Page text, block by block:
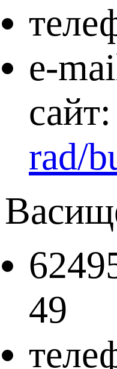
е-
сайт:
rad/
49